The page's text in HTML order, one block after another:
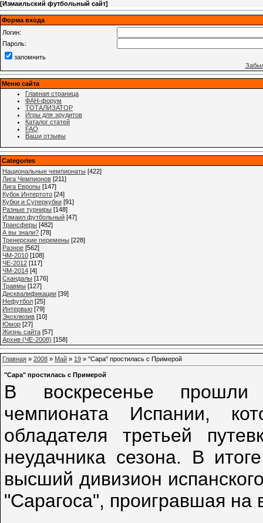
[Измаильский футбольный сайт]
Форма входа
Логин:
Пароль:
запомнить
Меню сайта
Главная страница
ФАН-форум
ТОТАЛИЗАТОР
Игры для эрудитов
Каталог статей
FAQ
Ваши отзывы
Categories
Национальные чемпионаты [422]
Лига Чемпионов [211]
Лига Европы [147]
Кубок Интертото [24]
Кубки и Суперкубки [91]
Разные турниры [148]
Измаил футбольный [47]
Трансферы [482]
А вы знали? [78]
Тренерские перемены [228]
Разное [562]
ЧМ-2010 [108]
ЧЕ-2012 [117]
ЧМ-2014 [4]
Cкандалы [176]
Травмы [127]
Дисквалификации [39]
Нефутбол [25]
Интервью [79]
Эксклюзив [10]
Юмор [27]
Жизнь сайта [57]
Архив (ЧЕ-2008) [158]
Главная » 2008 » Май » 19 » "Сара" простилась с Примерой
"Сара" простилась с Примерой
В воскресенье прошли
чемпионата Испании,
обладателя третьей
неудачника сезона. В
высший дивизион
"Сарагоса", проигравшая на